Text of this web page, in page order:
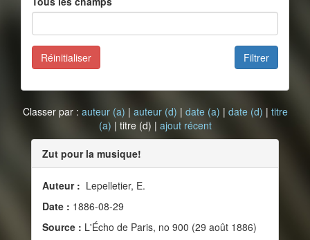
Filtrer
Réinitialiser
Classer par : auteur (a) | auteur (d) | date (a) | date (d) | titre
(a) | titre (d) | ajout récent
Zut pour la musique!
Auteur : Lepelletier, E.
Date : 1886-08-29
Source : L'Écho de Paris, no 900 (29 août 1886)